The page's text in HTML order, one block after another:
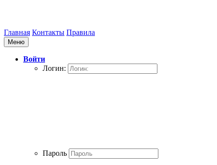
Главная Контакты Правила
Меню
Войти
Логин:
Пароль